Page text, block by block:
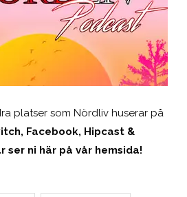
platser som Nördliv huserar på
Facebook, Hipcast &
ser ni här på vår hemsida!